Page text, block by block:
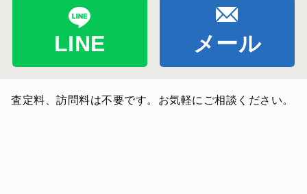
LINE メール
査定料、訪問料は不要です。お気軽にご相談ください。